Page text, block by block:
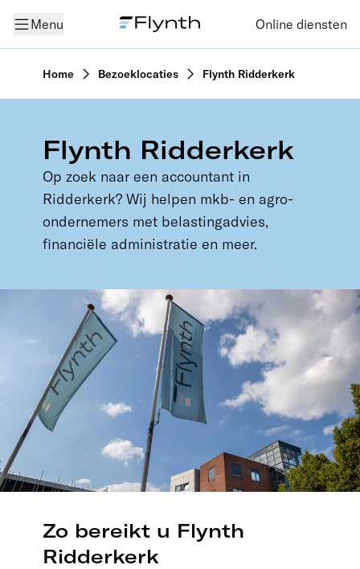
Menu Online diensten
Home Bezoeklocaties Flynth Ridderkerk
Flynth Ridderkerk
Op zoek naar een accountant in
Ridderkerk? Wij helpen mkb- en agro-
ondernemers met belastingadvies,
financiële administratie en meer.
Zo bereikt u Flynth
Ridderkerk